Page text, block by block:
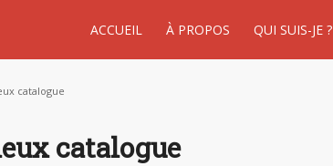
ACCUEIL À PROPOS QUI SUIS-JE ?
catalogue
catalogue